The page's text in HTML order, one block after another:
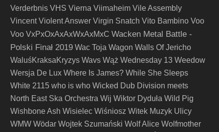
Verderbnis VHS Vierna Viimaheim Vile Assembly
Vincent Violent Answer Virgin Snatch Vito Bambino Voo
Voo VxPxOxAxAxWxAxMxC Wacken Metal Battle -
Polski Finał 2019 Wac Toja Wagon Walls Of Jericho
WaluśKraksaKryzys Wavs Wąż Wednesday 13 Weedow
Wersja De Lux Where Is James? While She Sleeps
White 2115 who is who Wicked Dub Division meets
North East Ska Orchestra Wij Wiktor Dyduła Wild Pig
Wishbone Ash Wisielec Wiśniosz Witek Muzyk Ulicy
WMW Wödar Wojtek Szumański Wolf Alice Wolfmother